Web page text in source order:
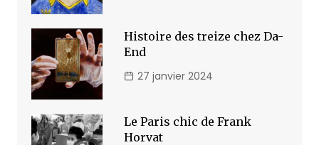
Histoire des treize chez Da-
End
27 janvier 2024
Le Paris chic de Frank
Horvat